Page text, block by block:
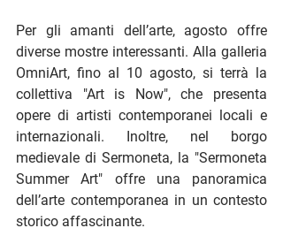
Per gli amanti dell’arte, agosto offre
diverse mostre interessanti. Alla galleria
OmniArt, fino al 10 agosto, si terrà la
collettiva "Art is Now", che presenta
opere di artisti contemporanei locali e
internazionali. Inoltre, nel borgo
medievale di Sermoneta, la "Sermoneta
Summer Art" offre una panoramica
dell’arte contemporanea in un contesto
storico affascinante​.